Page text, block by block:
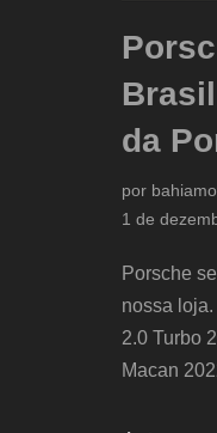
da
por
1 de
Porsche
nossa
2.0 Turbo
Macan